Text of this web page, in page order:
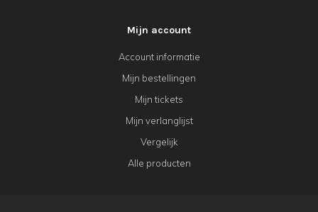
Mijn account
Account informatie
Mijn bestellingen
Mijn tickets
Mijn verlanglijst
Vergelijk
Alle producten